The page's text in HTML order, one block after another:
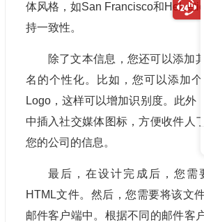
体风格，如San Francisco和
持一致性。
除了文本信息，您还可以添加
名的个性化。比如，您可以添加
Logo，这样可以增加识别度。此外
中插入社交媒体图标，方便收件人
您的公司的信息。
最后，在设计完成后，您需
HTML文件。然后，您需要将该文
邮件客户端中。根据不同的邮件客